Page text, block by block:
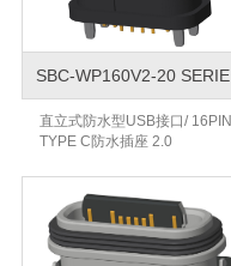
SBC-WP160V2-20 SERIE
直立式防水型USB接口/ 16PIN
TYPE C防水插座 2.0